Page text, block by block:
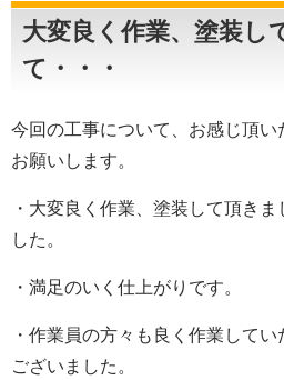
大変良く作業、塗装し
て・・・
今回の工事について、お感じ頂い
お願いします。
・大変良く作業、塗装して頂き
した。
・満足のいく仕上がりです。
・作業員の方々も良く作業して
ございました。